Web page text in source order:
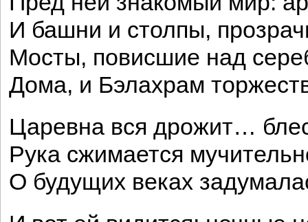
И башни и столпы,
Мосты, повисшие над
Дома, и Бэлахрам
Царевна вся дрожит…
Рука сжимается
О будущих веках